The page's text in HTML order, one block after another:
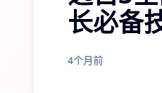
长必备
4个月前